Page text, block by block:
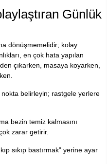
Günlük
dönüşmemelidir; kolay
en çok hata yapılan
çıkarken, masaya koyarken,
belirleyin; rastgele yerlere
bezin temiz kalmasını
zarar getirir.
sıkıp bastırmak” yerine ayar